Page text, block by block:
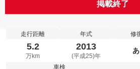
掲載終了
走行距離
5.2
万km
年式
2013
(平成25)年
修
車検